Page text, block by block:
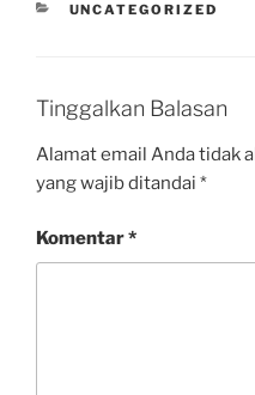
UNCATEGORIZED
Tinggalkan Balasan
Alamat email Anda tidak
yang wajib ditandai *
Komentar*